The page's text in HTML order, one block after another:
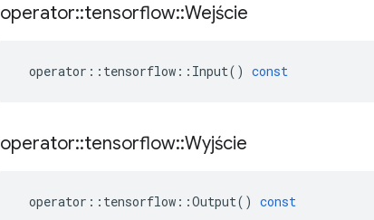
operator::tensorflow::Wejście
operator :: tensorflow :: Input() const
operator::tensorflow::Wyjście
operator :: tensorflow ::Output() const